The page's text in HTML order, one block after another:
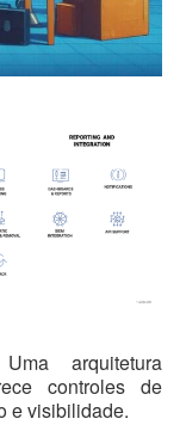
Uma arquitetura
controles de
e visibilidade.